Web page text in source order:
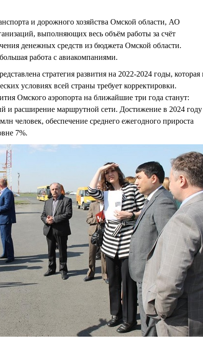
и дорожного хозяйства Омской области, АО
выполняющих весь объём работы за счёт
денежных средств из бюджета Омской области.
работа с авиакомпаниями.
стратегия развития на 2022-2024 годы, которая
условиях всей страны требует корректировки.
Омского аэропорта на ближайшие три года станут:
и расширение маршрутной сети. Достижение в 2024 году
человек, обеспечение среднего ежегодного прироста
7%.